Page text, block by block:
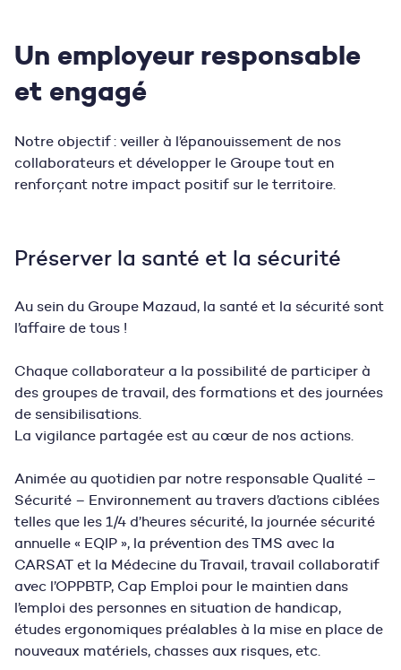
Un employeur responsable
et engagé
Notre objectif : veiller à l’épanouissement de nos
collaborateurs et développer le Groupe tout en
renforçant notre impact positif sur le territoire.
Préserver la santé et la sécurité
Au sein du Groupe Mazaud, la santé et la sécurité sont
l’affaire de tous !
Chaque collaborateur a la possibilité de participer à
des groupes de travail, des formations et des journées
de sensibilisations.
La vigilance partagée est au cœur de nos actions.
Animée au quotidien par notre responsable Qualité –
Sécurité – Environnement au travers d’actions ciblées
telles que les 1/4 d’heures sécurité, la journée sécurité
annuelle « EQIP », la prévention des TMS avec la
CARSAT et la Médecine du Travail, travail collaboratif
avec l’OPPBTP, Cap Emploi pour le maintien dans
l’emploi des personnes en situation de handicap,
études ergonomiques préalables à la mise en place de
nouveaux matériels, chasses aux risques, etc.